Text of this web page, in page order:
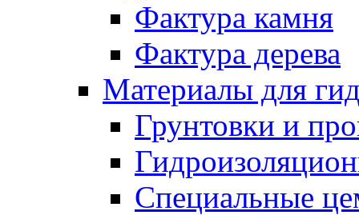
Фактура камня
Фактура дерева
Материалы для
Грунтовки и
Специальные